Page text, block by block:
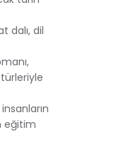
dalı, dil
eğitim